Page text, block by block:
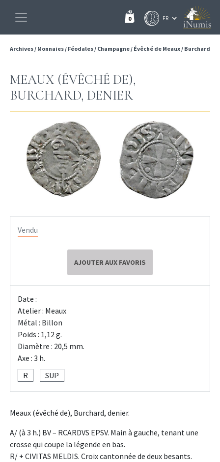
0
Archives/ Monnaies/ Féodales/ Champagne/ Évêché de Meaux/ Burchard
MEAUX (ÉVÊCHÉ DE),
BURCHARD, DENIER
Vendu
AJOUTER AUX FAVORIS
Date :
Atelier : Meaux
Métal : Billon
Poids : 1,12 g.
Diamètre : 20,5 mm.
Axe : 3 h.
R
SUP
Meaux (évêché de), Burchard, denier.
A/ (à 3 h.) BV – RCARDVS EPSV. Main à gauche, tenant une
crosse qui coupe la légende en bas.
R/ + CIVITAS MELDIS. Croix cantonnée de deux besants.